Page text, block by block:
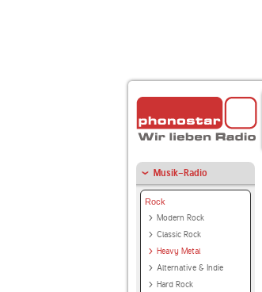
Musik-Radio
Rock
Modern Rock
Classic Rock
Heavy Metal
Alternative & Indie
Hard Rock